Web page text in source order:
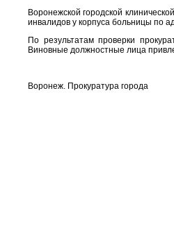
Воронежской городской
инвалидов у корпуса больницы по
По результатам проверки
Виновные должностные лица
Воронеж. Прокуратура города